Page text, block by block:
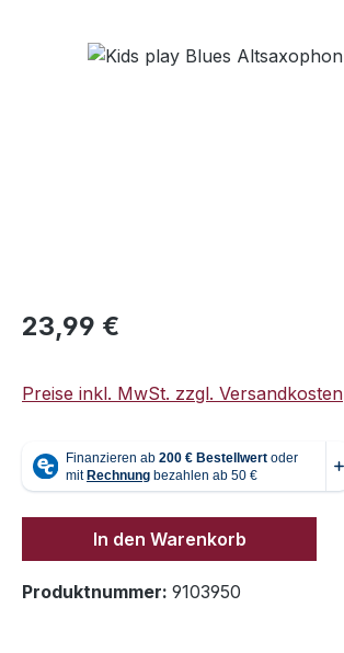
Regulärer Preis:
23,99 €
Preise inkl. MwSt. zzgl. Versandkosten
In den Warenkorb
Produktnummer: 9103950